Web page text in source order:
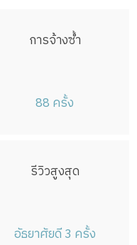
บางนรา
การจ้างซ้ำ
88 ครั้ง
รีวิวสูงสุด
อัธยาศัยดี 3 ครั้ง